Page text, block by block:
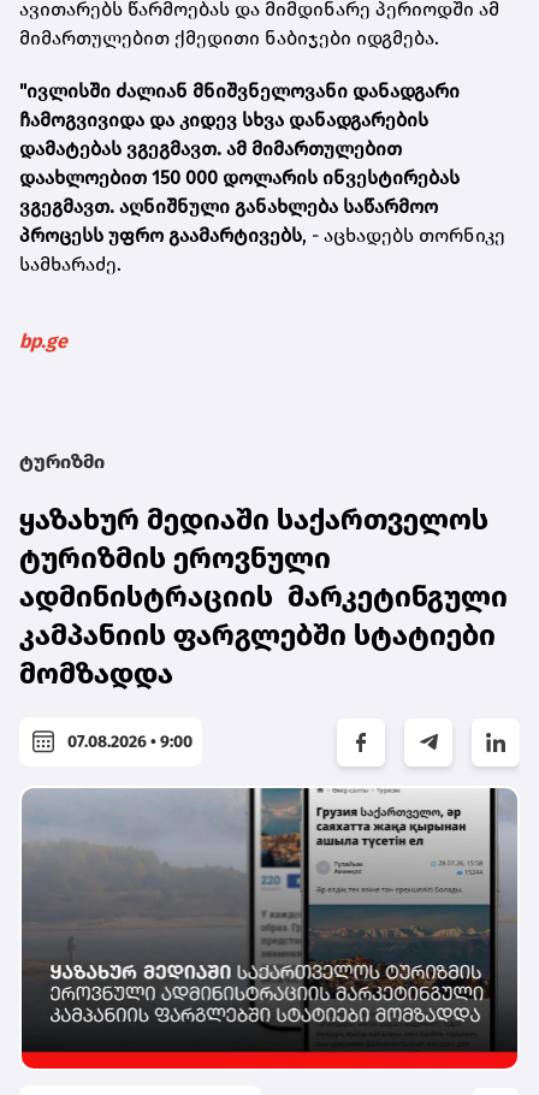
ავითარებს წარმოებას და მიმდინარე პერიოდში ამ
მიმართულებით ქმედითი ნაბიჯები იდგმება.
"ივლისში ძალიან მნიშვნელოვანი დანადგარი
ჩამოგვივიდა და კიდევ სხვა დანადგარების
დამატებას ვგეგმავთ. ამ მიმართულებით
დაახლოებით 150 000 დოლარის ინვესტირებას
ვგეგმავთ. აღნიშნული განახლება საწარმოო
პროცესს უფრო გაამარტივებს, - აცხადებს თორნიკე
სამხარაძე.
bp.ge
ტურიზმი
ყაზახურ მედიაში საქართველოს
ტურიზმის ეროვნული
ადმინისტრაციის მარკეტინგული
კამპანიის ფარგლებში სტატიები
მომზადდა
07.08.2026 • 9:00